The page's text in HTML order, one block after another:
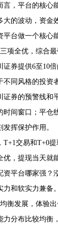
言，平台的核心
大的波动，资金
台做一个核心
项全优，综合最
证券提供6至10
不同风格的投
证券的预警线和
时间窗口；平仓
挥保护作用。
T+1交易和T+0
优，提现当天就
资平台哪家强？
和软实力兼备。
衡发展，体验出
力分布比较均衡